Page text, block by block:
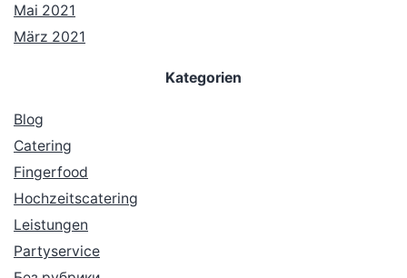
Mai 2021
März 2021
Kategorien
Blog
Catering
Fingerfood
Hochzeitscatering
Leistungen
Partyservice